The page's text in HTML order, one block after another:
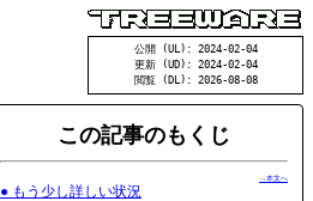
公開 (UL): 2024-02-04
更新 (UD): 2024-02-04
閲覧 (DL): 2026-08-08
この記事のもくじ
→本文へ
● もう少し詳しい状況